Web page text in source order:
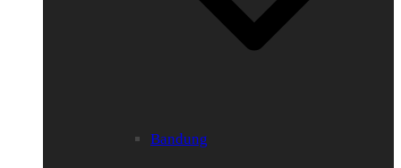
Bandung